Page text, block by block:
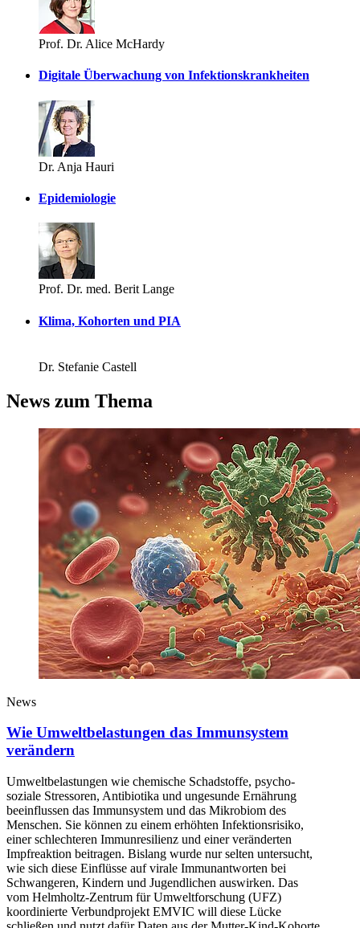
Prof. Dr. Alice McHardy
Digitale Überwachung von Infektionskrankheiten
Dr. Anja Hauri
Epidemiologie
Prof. Dr. med. Berit Lange
Klima, Kohorten und PIA
Dr. Stefanie Castell
News zum Thema
News
Wie Umweltbelastungen das Immunsystem
verändern
Umweltbelastungen wie chemische Schadstoffe, psycho-
soziale Stressoren, Antibiotika und ungesunde Ernährung
beeinflussen das Immunsystem und das Mikrobiom des
Menschen. Sie können zu einem erhöhten Infektionsrisiko,
einer schlechteren Immunresilienz und einer veränderten
Impfreaktion beitragen. Bislang wurde nur selten untersucht,
wie sich diese Einflüsse auf virale Immunantworten bei
Schwangeren, Kindern und Jugendlichen auswirken. Das
vom Helmholtz-Zentrum für Umweltforschung (UFZ)
koordinierte Verbundprojekt EMVIC will diese Lücke